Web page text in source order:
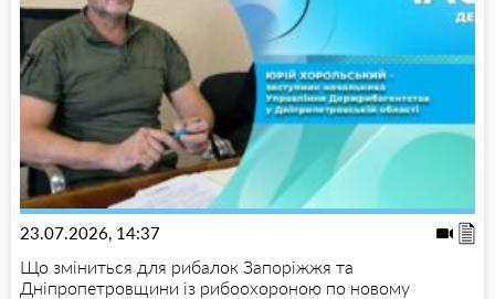
23.07.2026, 14:37
Що зміниться для рибалок Запоріжжя та
Дніпропетровщини із рибоохороною по новому